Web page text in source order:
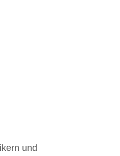
und